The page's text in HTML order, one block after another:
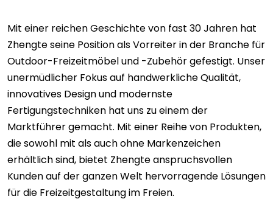
Mit einer reichen Geschichte von fast 30 Jahren hat
Zhengte seine Position als Vorreiter in der Branche für
Outdoor-Freizeitmöbel und -Zubehör gefestigt. Unser
unermüdlicher Fokus auf handwerkliche Qualität,
innovatives Design und modernste
Fertigungstechniken hat uns zu einem der
Marktführer gemacht. Mit einer Reihe von Produkten,
die sowohl mit als auch ohne Markenzeichen
erhältlich sind, bietet Zhengte anspruchsvollen
Kunden auf der ganzen Welt hervorragende Lösungen
für die Freizeitgestaltung im Freien.